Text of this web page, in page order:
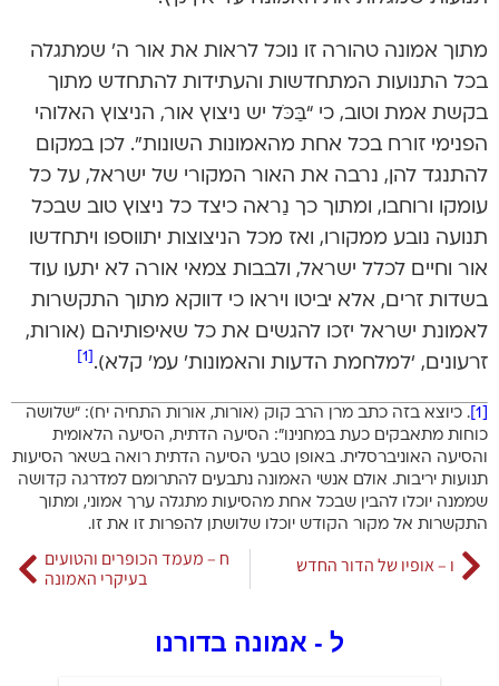
מתוך אמונה טהורה זו נוכל לראות את אור ה’ שמתגלה
בכל התנועות המתחדשות והעתידות להתחדש מתוך
בקשת אמת וטוב, כי “בַּכֹּל יש ניצוץ אור, הניצוץ האלוהי
הפנימי זורח בכל אחת מהאמונות השונות”. לכן במקום
להתנגד להן, נרבה את האור המקורי של ישראל, על כל
עומקו ורוחבו, ומתוך כך נַראה כיצד כל ניצוץ טוב שבכל
תנועה נובע ממקורו, ואז מכל הניצוצות יתווספו ויתחדשו
אור וחיים לכלל ישראל, ולבבות צמאי אורה לא יתעו עוד
בשדות זרים, אלא יביטו ויראו כי דווקא מתוך התקשרות
לאמונת ישראל יזכו להגשים את כל שאיפותיהם (אורות,
זרעונים, ‘למלחמת הדעות והאמונות’ עמ’ קלא).
. כיוצא בזה כתב מרן הרב קוק (אורות, אורות התחיה יח): “שלושה
כוחות מתאבקים כעת במחנינו”: הסיעה הדתית, הסיעה הלאומית
והסיעה האוניברסלית. באופן טבעי הסיעה הדתית רואה בשאר הסיעות
תנועות יריבות. אולם אנשי האמונה נתבעים להתרומם למדרגה קדושה
שממנה יוכלו להבין שבכל אחת מהסיעות מתגלה ערך אמוני, ומתוך
התקשרות אל מקור הקודש יוכלו שלושתן להפרות זו את זו.
ו – אופיו של הדור החדש
ח – מעמד הכופרים והטועים
בעיקרי האמונה
ל - אמונה בדורנו